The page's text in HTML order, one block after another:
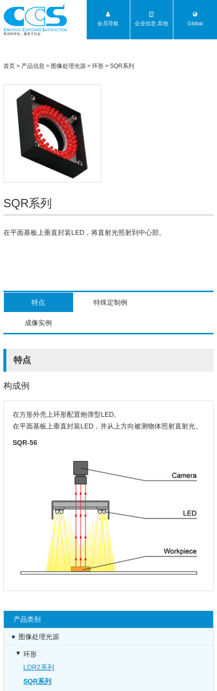
将光科学化，服务于社会
会员导航 企业信息 其他 Global
首页 > 产品信息 > 图像处理光源 > 环形 > SQR系列
SQR系列
在平面基板上垂直封装LED，将直射光照射到中心部。
特点 特殊定制例
成像实例
特点
构成例
在方形外壳上环形配置炮弹型LED。
在平面基板上垂直封装LED，并从上方向被测物体照射直射光。
SQR-56
产品类别
图像处理光源
环形
LDR2系列
SQR系列